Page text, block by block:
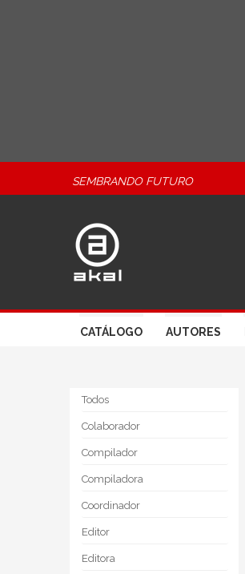
SEMBRANDO FUTURO
CATÁLOGO AUTORES
Todos
Colaborador
Compilador
Compiladora
Coordinador
Editor
Editora